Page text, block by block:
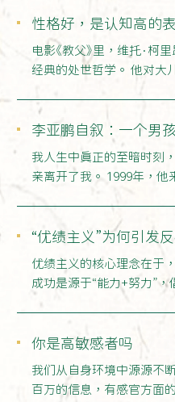
性格好，是认知高的
电影《教父》里，维托·柯
经典的处世哲学。 他对大
李亚鹏自叙：一个男
他父亲
我人生中真正的至暗时刻
亲离开了我。 1999年，他
“优绩主义”为何引发
优绩主义的核心理念在于
成功是源于“能力+努力”，
得”，反对“出身决…
你是高敏感者吗
我们从自身环境中源源不
百万的信息，有感官方面